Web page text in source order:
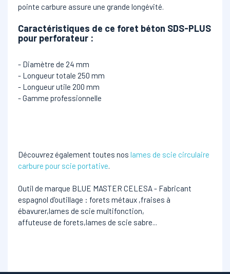
pointe carbure assure une grande longévité.
Caractéristiques de ce foret béton SDS-PLUS
pour perforateur :
- Diamètre de 24 mm
- Longueur totale 250 mm
- Longueur utile 200 mm
- Gamme professionnelle
Découvrez également toutes nos lames de scie circulaire
carbure pour scie portative.
Outil de marque BLUE MASTER CELESA - Fabricant
espagnol d'outillage : forets métaux ,fraises à
ébavurer,lames de scie multifonction,
affuteuse de forets,lames de scie sabre...